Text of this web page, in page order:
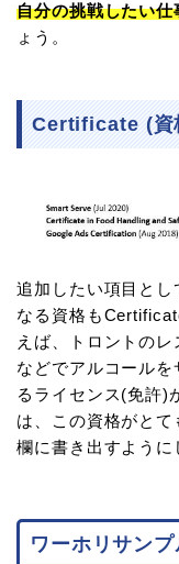
自分の挑戦したい
ょう。
Certificate (資
追加したい項目とし
なる資格も
えば、トロントの
などでアルコール
るライセンス(免許)
は、この資格がと
欄に書き出すように
ワーホリサン